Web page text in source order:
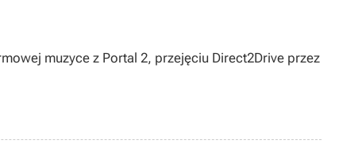
muzyce z Portal 2, przejęciu Direct2Drive przez